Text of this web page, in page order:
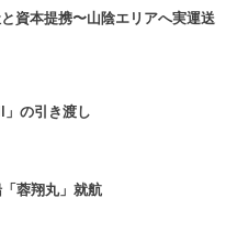
資本提携〜山陰エリアへ実運送
」の引き渡し
蓉翔丸」就航